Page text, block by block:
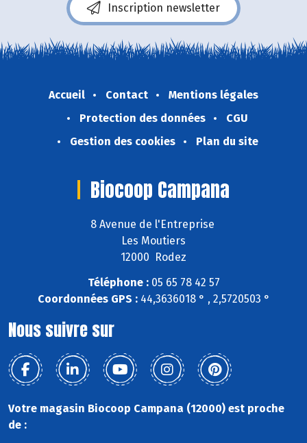
Inscription newsletter
Accueil Contact
Mentions légales
Protection des données
CGU
Gestion des cookies
Plan du site
Biocoop Campana
8 Avenue de l'Entreprise
Les Moutiers
12000 Rodez
Téléphone :05 65 78 42 57
Coordonnées GPS :44,3636018 ° , 2,5720503 °
Nous suivre sur
Votre magasin Biocoop Campana (12000) est proche
de :